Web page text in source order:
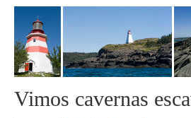
Vimos cavernas